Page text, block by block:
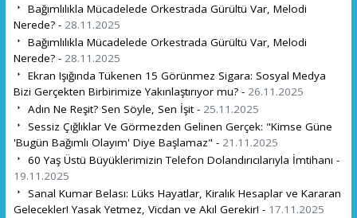
Bağımlılıkla Mücadelede Orkestrada Gürültü Var, Melodi
Nerede? - 28.11.2025
Bağımlılıkla Mücadelede Orkestrada Gürültü Var, Melodi
Nerede? - 28.11.2025
Ekran Işığında Tükenen 15 Görünmez Sigara: Sosyal Medya
Bizi Gerçekten Birbirimize Yakınlaştırıyor mu? - 26.11.2025
Adın Ne Reşit? Sen Söyle, Sen İşit - 25.11.2025
Sessiz Çığlıklar Ve Görmezden Gelinen Gerçek: "Kimse Güne
'Bugün Bağımlı Olayım' Diye Başlamaz" - 21.11.2025
60 Yaş Üstü Büyüklerimizin Telefon Dolandırıcılarıyla İmtihanı -
19.11.2025
Sanal Kumar Belası: Lüks Hayatlar, Kiralık Hesaplar ve Kararan
Gelecekler! Yasak Yetmez, Vicdan ve Akıl Gerekir! - 17.11.2025